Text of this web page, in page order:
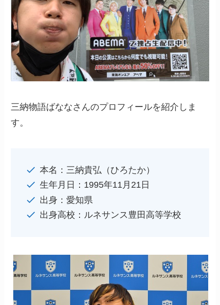
三納物語ばななさんのプロフィールを紹介しま
す。
本名：三納貴弘（ひろたか）
生年月日：1995年11月21日
出身：愛知県
出身高校：ルネサンス豊田高等学校